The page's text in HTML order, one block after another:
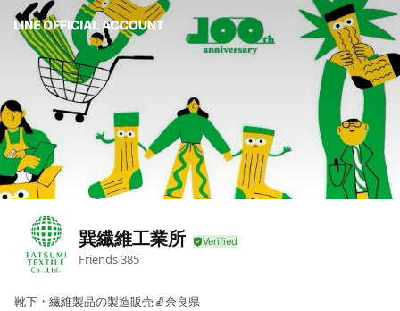
巽繊維工業所
Friends385
靴下・繊維製品の製造販売🧦奈良県